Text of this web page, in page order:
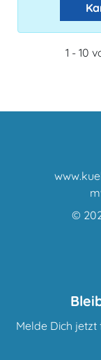
1 - 10
©
Melde Dich